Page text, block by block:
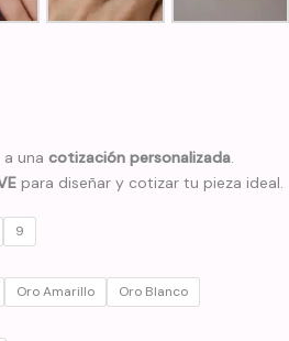
una cotización personalizada.
para diseñar y cotizar tu pieza ideal.
9
Oro Amarillo Oro Blanco